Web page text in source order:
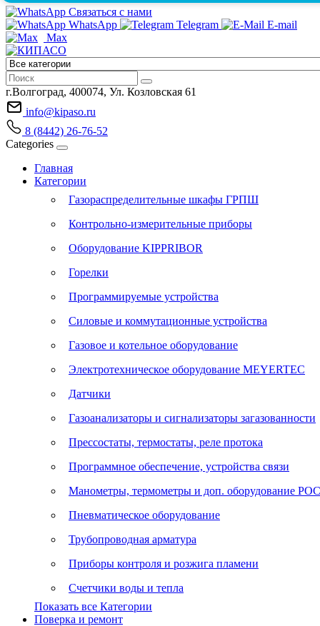
Связаться с нами
WhatsApp
Telegram
E-mail
Max
г.Волгоград, 400074, Ул. Козловская 61
info@kipaso.ru
8 (8442) 26-76-52
Categories
Главная
Категории
Газораспределительные шкафы ГРПШ
Контрольно-измерительные приборы
Оборудование KIPPRIBOR
Горелки
Программируемые устройства
Силовые и коммутационные устройства
Газовое и котельное оборудование
Электротехническое оборудование MEYERTEC
Датчики
Газоанализаторы и сигнализаторы загазованности
Прессостаты, термостаты, реле протока
Программное обеспечение, устройства связи
Манометры, термометры и доп. оборудование
Пневматическое оборудование
Трубопроводная арматура
Приборы контроля и розжига пламени
Счетчики воды и тепла
Показать все Категории
Поверка и ремонт